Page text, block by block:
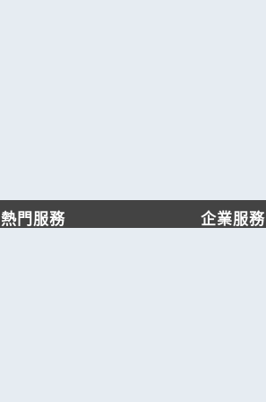
熱門服務 企業服務